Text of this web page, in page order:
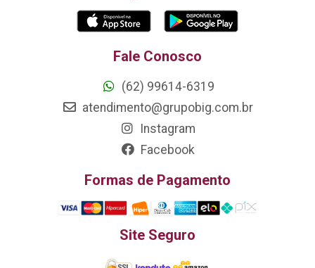
Fale Conosco
(62) 99614-6319
atendimento@grupobig.com.br
Instagram
Facebook
Formas de Pagamento
Site Seguro